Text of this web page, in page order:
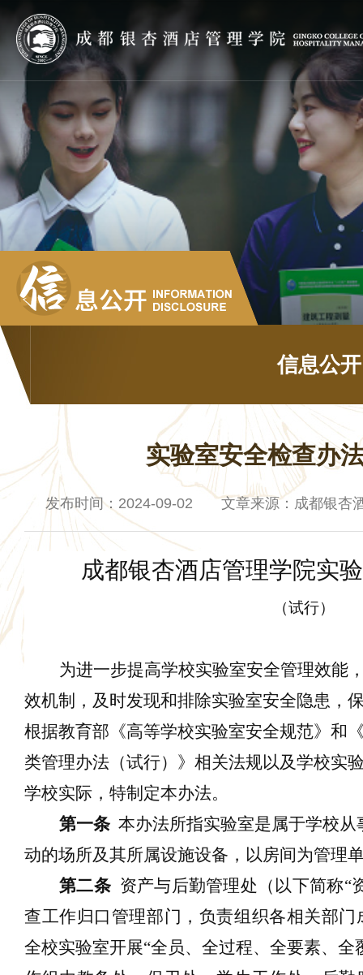
信息公开
实验室安全检查办
发布时间：2024-09-02 文章来源：成都银
成都银杏酒店管理学院实
（试行）
为进一步提高学校实验室安全管理效能
效机制，及时发现和排除实验室安全隐患，
根据教育部 《高等学校实验室安全规范》 和
类管理办法（试行）》 相关法规以及学校实
学校实际 ， 特制定本办法。
第一条 本办法所指实验室是属于学校
动的场所及其所属设施设备 ，以房间为管理
第二条 资产与后勤管理处（以下简称“
查工作归口管理部门， 负责组织各相关部
全校实验室开展“全员、全过程、全要素、全